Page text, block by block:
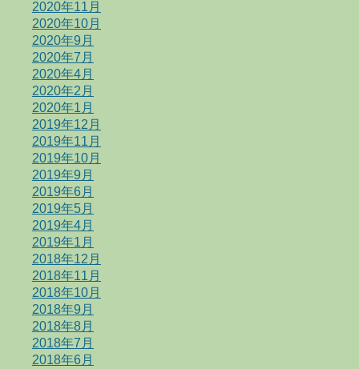
2020年11月
2020年10月
2020年9月
2020年7月
2020年4月
2020年2月
2020年1月
2019年12月
2019年11月
2019年10月
2019年9月
2019年6月
2019年5月
2019年4月
2019年1月
2018年12月
2018年11月
2018年10月
2018年9月
2018年8月
2018年7月
2018年6月